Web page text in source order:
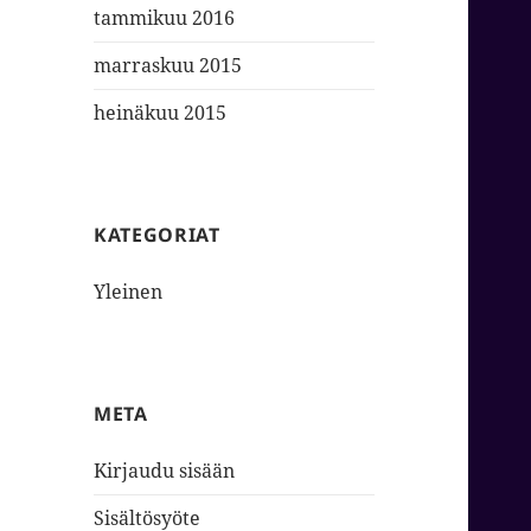
tammikuu 2016
marraskuu 2015
heinäkuu 2015
KATEGORIAT
Yleinen
META
Kirjaudu sisään
Sisältösyöte